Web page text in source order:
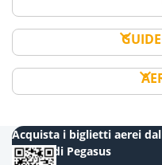
Acquista i biglietti aerei
mobile di Pegasus